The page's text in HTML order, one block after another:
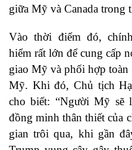
giữa Mỹ và Canada trong
Vào thời điểm đó,
hiểm rất lớn để cung cấp
giao Mỹ và phối hợp toàn
Mỹ. Khi đó, Chủ tịch
cho biết: “Người Mỹ sẽ
đồng minh thân thiết của
gian trôi qua, khi gần